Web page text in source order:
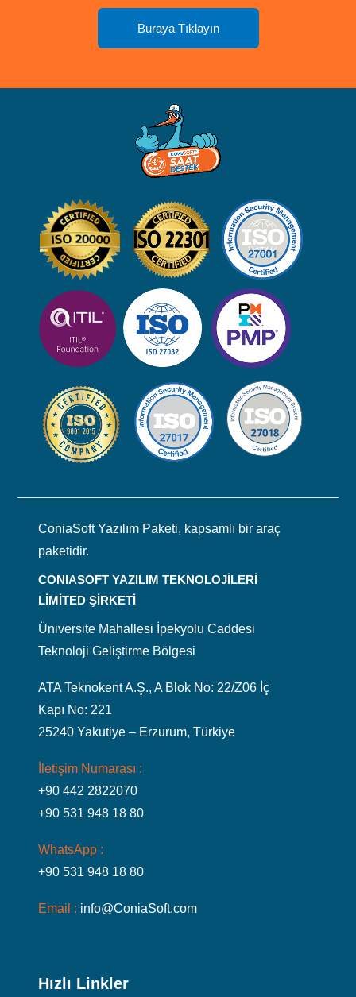
Buraya Tıklayın
ConiaSoft Yazılım Paketi, kapsamlı bir araç
paketidir.
CONIASOFT YAZILIM TEKNOLOJİLERİ
LİMİTED ŞİRKETİ
Üniversite Mahallesi İpekyolu Caddesi
Teknoloji Geliştirme Bölgesi
ATA Teknokent A.Ş., A Blok No: 22/Z06 İç
Kapı No: 221
25240 Yakutiye – Erzurum, Türkiye
İletişim Numarası :
+90 442 2822070
+90 531 948 18 80
WhatsApp :
+90 531 948 18 80
Email : info@ConiaSoft.com
Hızlı Linkler